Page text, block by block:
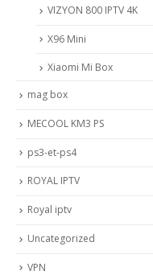
VIZYON 800 IPTV 4K
X96 Mini
Xiaomi Mi Box
mag box
MECOOL KM3 PS
ps3-et-ps4
ROYAL IPTV
Royal iptv
Uncategorized
VPN